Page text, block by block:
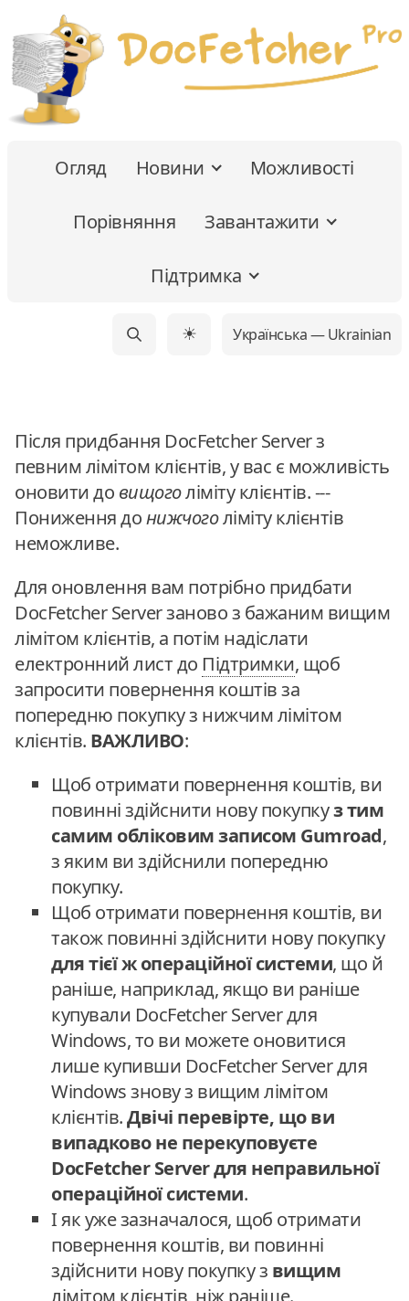
Огляд Новини Можливості
Порівняння Завантажити
Підтримка
☀ Українська — Ukrainian
Після придбання DocFetcher Server з
певним лімітом клієнтів, у вас є можливість
оновити до вищоголіміту клієнтів. ---
Пониження донижчоголіміту клієнтів
неможливе.
Для оновлення вам потрібно придбати
DocFetcher Server заново з бажаним вищим
лімітом клієнтів, а потім надіслати
електронний лист до Підтримки, щоб
запросити повернення коштів за
попередню покупку з нижчим лімітом
клієнтів. ВАЖЛИВО:
Щоб отримати повернення коштів, ви
повинні здійснити нову покупкуз тим
самим обліковим записом Gumroad,
з яким ви здійснили попередню
покупку.
Щоб отримати повернення коштів, ви
також повинні здійснити нову покупку
для тієї ж операційної системи, що й
раніше, наприклад, якщо ви раніше
купували DocFetcher Server для
Windows, то ви можете оновитися
лише купивши DocFetcher Server для
Windows знову з вищим лімітом
клієнтів.Двічі перевірте, що ви
випадково не перекуповуєте
DocFetcher Server для неправильної
операційної системи.
І як уже зазначалося, щоб отримати
повернення коштів, ви повинні
здійснити нову покупку з вищим
лімітом клієнтів, ніж раніше.